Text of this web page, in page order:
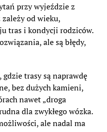
przy wyjeździe z
od wieku,
tras i kondycji rodziców.
ale są błędy,
trasy są naprawdę
bez dużych kamieni,
nawet „droga
dla zwykłego wózka.
ale nadal ma